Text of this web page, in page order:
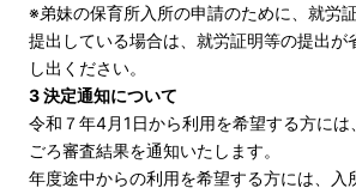
※弟妹の保育所入所の申請のために、就労
提出している場合は、就労証明等の提出が
し出ください。
3 決定通知について
令和７年4月1日から利用を希望する方には
ごろ審査結果を通知いたします。
年度途中からの利用を希望する方には、入